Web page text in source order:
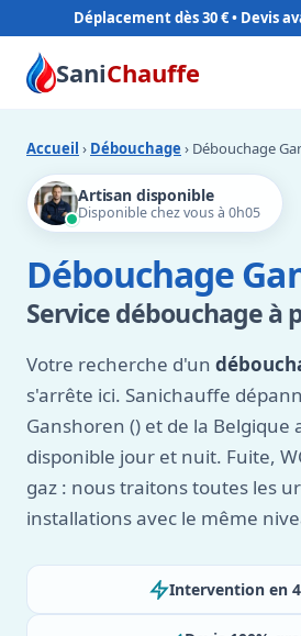
Déplacement dès 30 €
SaniChauffe
Accueil › Débouchage › Débouchage
Artisan disponible
Disponible chez vous à 0h05
Débouchage
Service débouchage à
Votre recherche d'un
s'arrête ici. Sanichauffe
Ganshoren () et de la Belgique
disponible jour et nuit. Fuite,
gaz : nous traitons toutes les
installations avec le même
Intervention en